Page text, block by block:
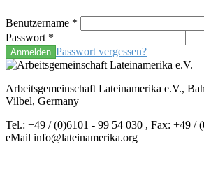
Benutzername *
Passwort *
Anmelden Passwort vergessen?
Arbeitsgemeinschaft Lateinamerika e.V.,
Vilbel, Germany
Tel.: +49 / (0)6101 - 99 54 030 , Fax: +49 /
eMail info@lateinamerika.org